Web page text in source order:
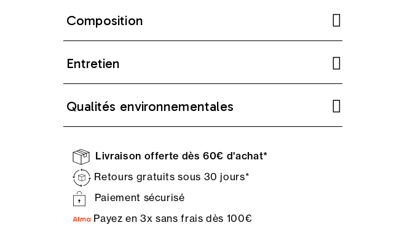
Composition
Entretien
Qualités environnementales
Livraison offerte dès 60€ d'achat*
Retours gratuits sous 30 jours*
Paiement sécurisé
Payez en 3x sans frais dès 100€